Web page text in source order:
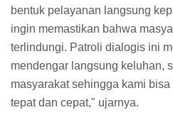
bentuk pelayanan langsung
ingin memastikan bahwa
terlindungi. Patroli dialogis ini
mendengar langsung keluhan,
masyarakat sehingga kami
tepat dan cepat," ujarnya.